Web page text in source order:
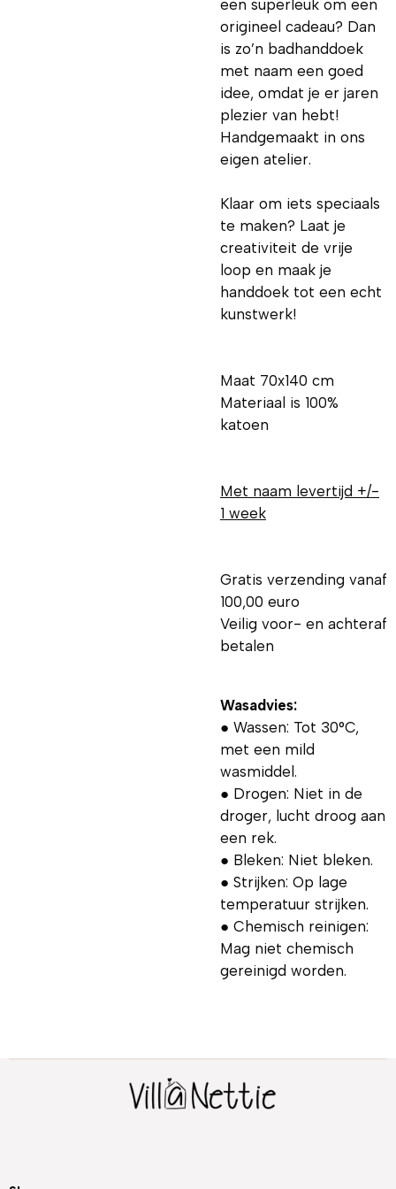
een superleuk om een
origineel cadeau? Dan
is zo’n badhanddoek
met naam een goed
idee, omdat je er jaren
plezier van hebt!
Handgemaakt in ons
eigen atelier.
Klaar om iets speciaals
te maken? Laat je
creativiteit de vrije
loop en maak je
handdoek tot een echt
kunstwerk!
Maat 70x140 cm
Materiaal is 100%
katoen
Met naam levertijd +/-
1 week
Gratis verzending vanaf
100,00 euro
Veilig voor- en achteraf
betalen
Wasadvies:
● Wassen: Tot 30°C,
met een mild
wasmiddel.
● Drogen: Niet in de
droger, lucht droog aan
een rek.
● Bleken: Niet bleken.
● Strijken: Op lage
temperatuur strijken.
● Chemisch reinigen:
Mag niet chemisch
gereinigd worden.